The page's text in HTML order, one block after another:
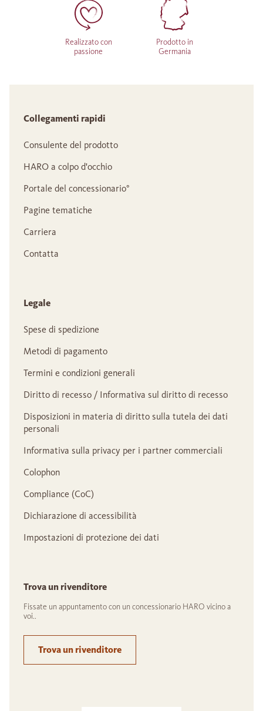
Realizzato con
passione
Prodotto in
Germania
Collegamenti rapidi
Consulente del prodotto
HARO a colpo d'occhio
Portale del concessionario°
Pagine tematiche
Carriera
Contatta
Legale
Spese di spedizione
Metodi di pagamento
Termini e condizioni generali
Diritto di recesso / Informativa sul diritto di recesso
Disposizioni in materia di diritto sulla tutela dei dati
personali
Informativa sulla privacy per i partner commerciali
Colophon
Compliance (CoC)
Dichiarazione di accessibilità
Impostazioni di protezione dei dati
Trova un rivenditore
Fissate un appuntamento con un concessionario HARO vicino a
voi..
Trova un rivenditore